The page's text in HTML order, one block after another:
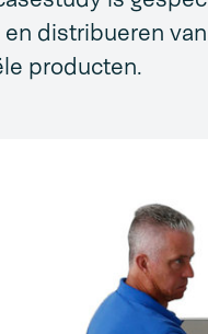
distribueren
producten.